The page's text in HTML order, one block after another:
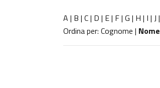
A | B | C| D | E| F| G | H | I | J |
Ordinato per Nome crescente
Ordina per: Cognome | Nome